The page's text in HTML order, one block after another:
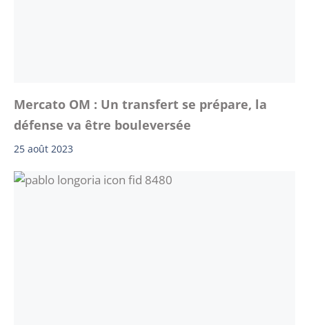
Mercato OM : Un transfert se prépare, la
défense va être bouleversée
25 août 2023